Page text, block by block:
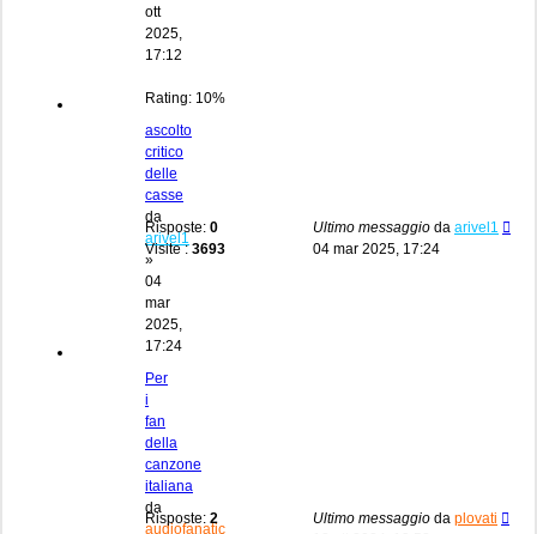
ott
2025,
17:12
Rating: 10%
ascolto
critico
delle
casse
da
arivel1
»
04
mar
2025,
17:24
Risposte: 0
Visite :3693
Ultimo messaggio da arivel1
04 mar 2025, 17:24
Per
i
fan
della
canzone
italiana
da
audiofanatic
Risposte: 2
Ultimo messaggio da plovati